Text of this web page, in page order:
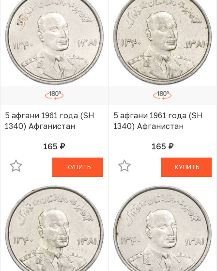
5 афгани 1961 года (SH
1340) Афганистан
165 руб.В КОРЗИНЕ
КУПИТЬ
5 афгани 1961 года (SH
1340) Афганистан
165 руб.В КОРЗИНЕ
КУПИТЬ